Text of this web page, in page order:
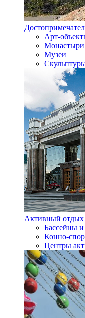
Арт-
Музеи
Активный отдых
Бассейны
Конно-
Центры